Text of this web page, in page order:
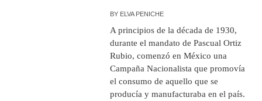
BY ELVA PENICHE
A principios de la década de 1930,
durante el mandato de Pascual Ortiz
Rubio, comenzó en México una
Campaña Nacionalista que promovía
el consumo de aquello que se
producía y manufacturaba en el país.